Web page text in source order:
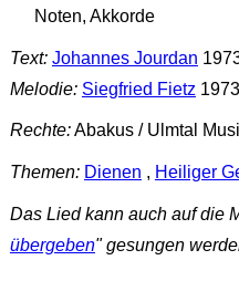
Noten, Akkorde
Text: Johannes Jourdan
Melodie: Siegfried Fietz 1973
Rechte:Abakus / Ulmtal
Themen: Dienen , Heiliger
Das Lied kann auch auf die
übergeben" gesungen